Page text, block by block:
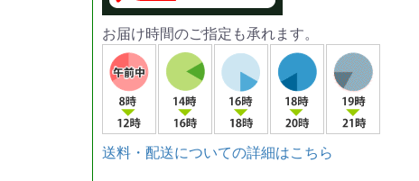
お届け時間のご指定も承れます。
送料・配送についての詳細はこちら